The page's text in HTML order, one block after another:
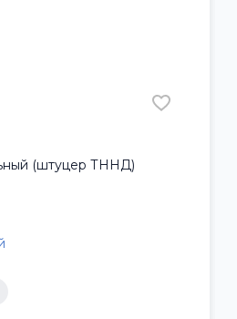
(штуцер ТННД)